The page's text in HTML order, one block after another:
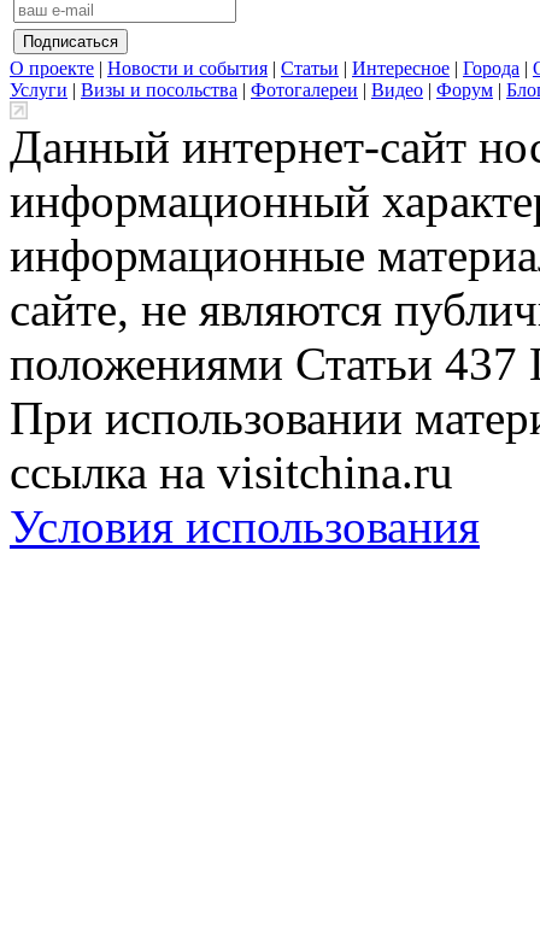
О проекте | Новости и события | Статьи | Интересное | Города |
Услуги | Визы и посольства | Фотогалереи | Видео | Форум |
Данный интернет-сайт
информационный
информационные
сайте, не являются
положениями Статьи 437
При использовании
ссылка на visitchina.ru
Условия использования